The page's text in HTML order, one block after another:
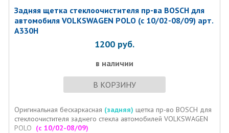
Задняя щетка стеклоочистителя пр-ва BOSCH для
автомобиля VOLKSWAGEN POLO (c 10/02-08/09) арт.
A330H
1200 руб.
в наличии
В КОРЗИНУ
Оригинальная бескаркасная (задняя) щетка пр-во BOSCH для
стеклоочистителя заднего стекла автомобилей VOLKSWAGEN
POLO (c 10/02-08/09)